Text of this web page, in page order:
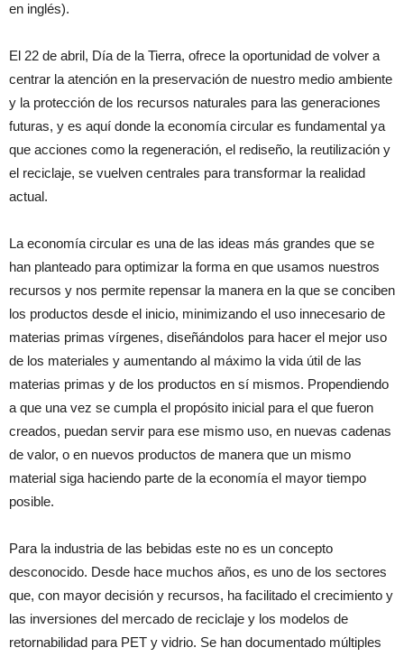
en inglés).
El 22 de abril, Día de la Tierra, ofrece la oportunidad de volver a
centrar la atención en la preservación de nuestro medio ambiente
y la protección de los recursos naturales para las generaciones
futuras, y es aquí donde la economía circular es fundamental ya
que acciones como la regeneración, el rediseño, la reutilización y
el reciclaje, se vuelven centrales para transformar la realidad
actual.
La economía circular es una de las ideas más grandes que se
han planteado para optimizar la forma en que usamos nuestros
recursos y nos permite repensar la manera en la que se conciben
los productos desde el inicio, minimizando el uso innecesario de
materias primas vírgenes, diseñándolos para hacer el mejor uso
de los materiales y aumentando al máximo la vida útil de las
materias primas y de los productos en sí mismos. Propendiendo
a que una vez se cumpla el propósito inicial para el que fueron
creados, puedan servir para ese mismo uso, en nuevas cadenas
de valor, o en nuevos productos de manera que un mismo
material siga haciendo parte de la economía el mayor tiempo
posible.
Para la industria de las bebidas este no es un concepto
desconocido. Desde hace muchos años, es uno de los sectores
que, con mayor decisión y recursos, ha facilitado el crecimiento y
las inversiones del mercado de reciclaje y los modelos de
retornabilidad para PET y vidrio. Se han documentado múltiples